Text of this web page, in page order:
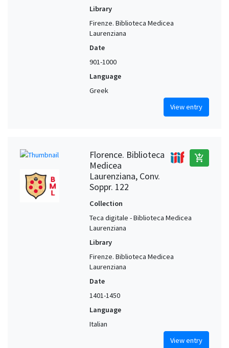
Library
Firenze. Biblioteca Medicea
Laurenziana
Date
901-1000
Language
Greek
View entry
Florence. Biblioteca
Medicea
Laurenziana, Conv.
Soppr. 122
add_shopping_cart
Collection
Teca digitale - Biblioteca Medicea
Laurenziana
Library
Firenze. Biblioteca Medicea
Laurenziana
Date
1401-1450
Language
Italian
View entry